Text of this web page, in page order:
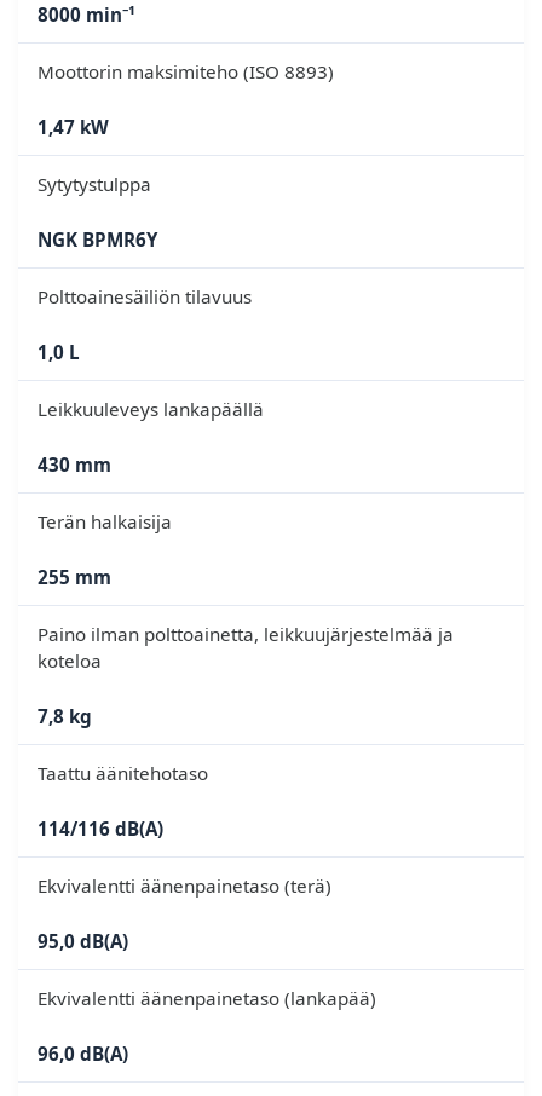
8000 min⁻¹
Moottorin maksimiteho (ISO 8893)
1,47 kW
Sytytystulppa
NGK BPMR6Y
Polttoainesäiliön tilavuus
1,0 L
Leikkuuleveys lankapäällä
430 mm
Terän halkaisija
255 mm
Paino ilman polttoainetta, leikkuujärjestelmää ja
koteloa
7,8 kg
Taattu äänitehotaso
114/116 dB(A)
Ekvivalentti äänenpainetaso (terä)
95,0 dB(A)
Ekvivalentti äänenpainetaso (lankapää)
96,0 dB(A)